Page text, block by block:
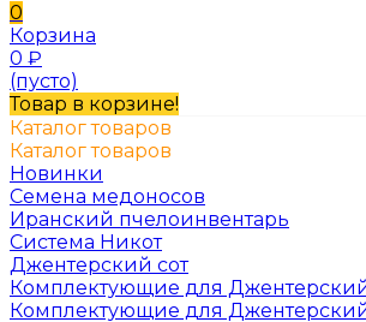
0
Корзина
0 ₽
(пусто)
Товар в корзине!
Каталог товаров
Каталог товаров
Новинки
Семена медоносов
Иранский пчелоинвентарь
Система Никот
Джентерский сот
Комплектующие для Джентерский
Комплектующие для Джентерский